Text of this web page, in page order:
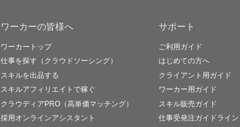
ワーカーの皆様へ
ワーカートップ
仕事を探す（クラウドソーシング）
スキルを出品する
スキルアフィリエイトで稼ぐ
クラウディアPRO（高単価マッチング）
採用オンラインアシスタント
サポート
ご利用ガイド
はじめての方へ
クライアント用ガイド
ワーカー用ガイド
スキル販売ガイド
仕事受発注ガイドライン